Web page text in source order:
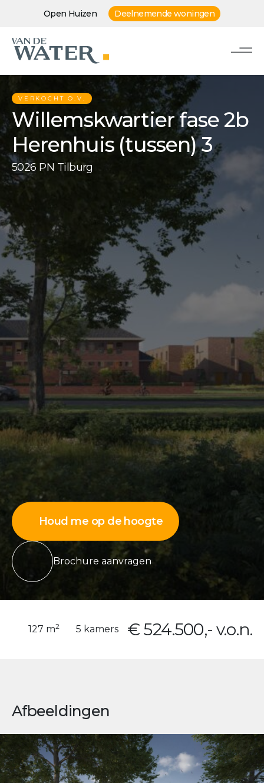
Open Huizen Deelnemende woningen
VERKOCHT O.V.
Willemskwartier fase 2b
Herenhuis (tussen) 3
5026 PN Tilburg
Houd me op de hoogte
Brochure aanvragen
127 m2 5 kamers € 524.500,- v.o.n.
Afbeeldingen